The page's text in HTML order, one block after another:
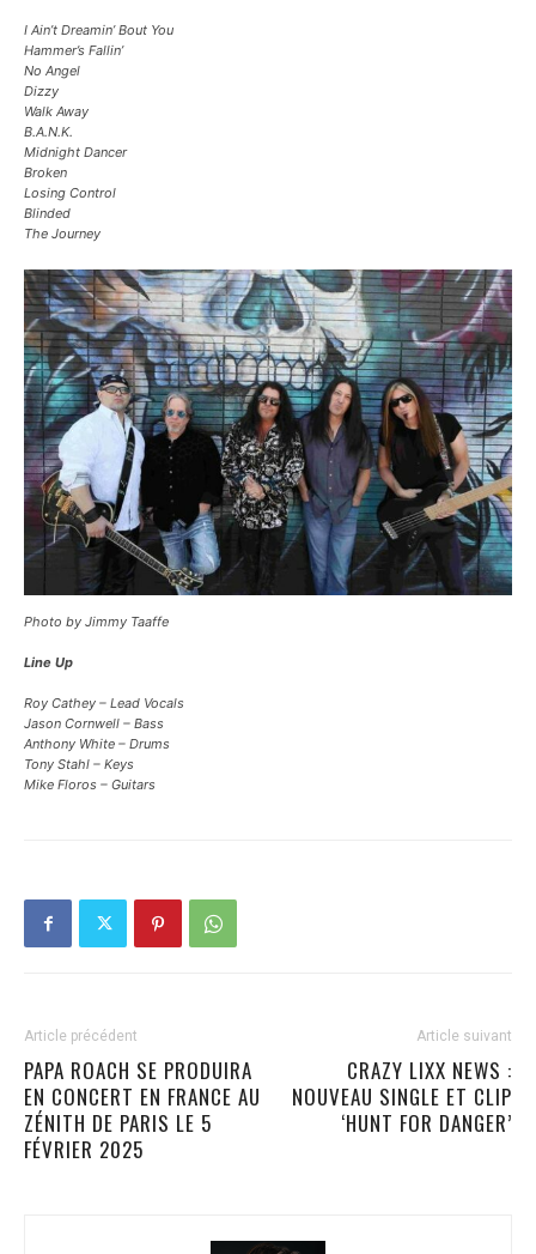
I Ain’t Dreamin’ Bout You
Hammer’s Fallin’
No Angel
Dizzy
Walk Away
B.A.N.K.
Midnight Dancer
Broken
Losing Control
Blinded
The Journey
Photo by Jimmy Taaffe
Line Up
Roy Cathey – Lead Vocals
Jason Cornwell – Bass
Anthony White – Drums
Tony Stahl – Keys
Mike Floros – Guitars
Article précédent
PAPA ROACH SE PRODUIRA
EN CONCERT EN FRANCE AU
ZÉNITH DE PARIS LE 5
FÉVRIER 2025
Article suivant
CRAZY LIXX NEWS :
NOUVEAU SINGLE ET CLIP
‘HUNT FOR DANGER’